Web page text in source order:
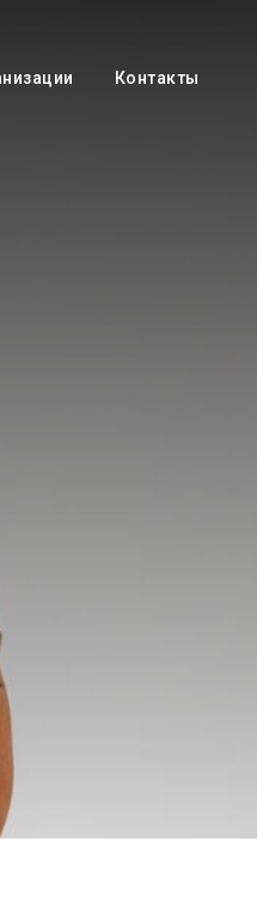
Контакты